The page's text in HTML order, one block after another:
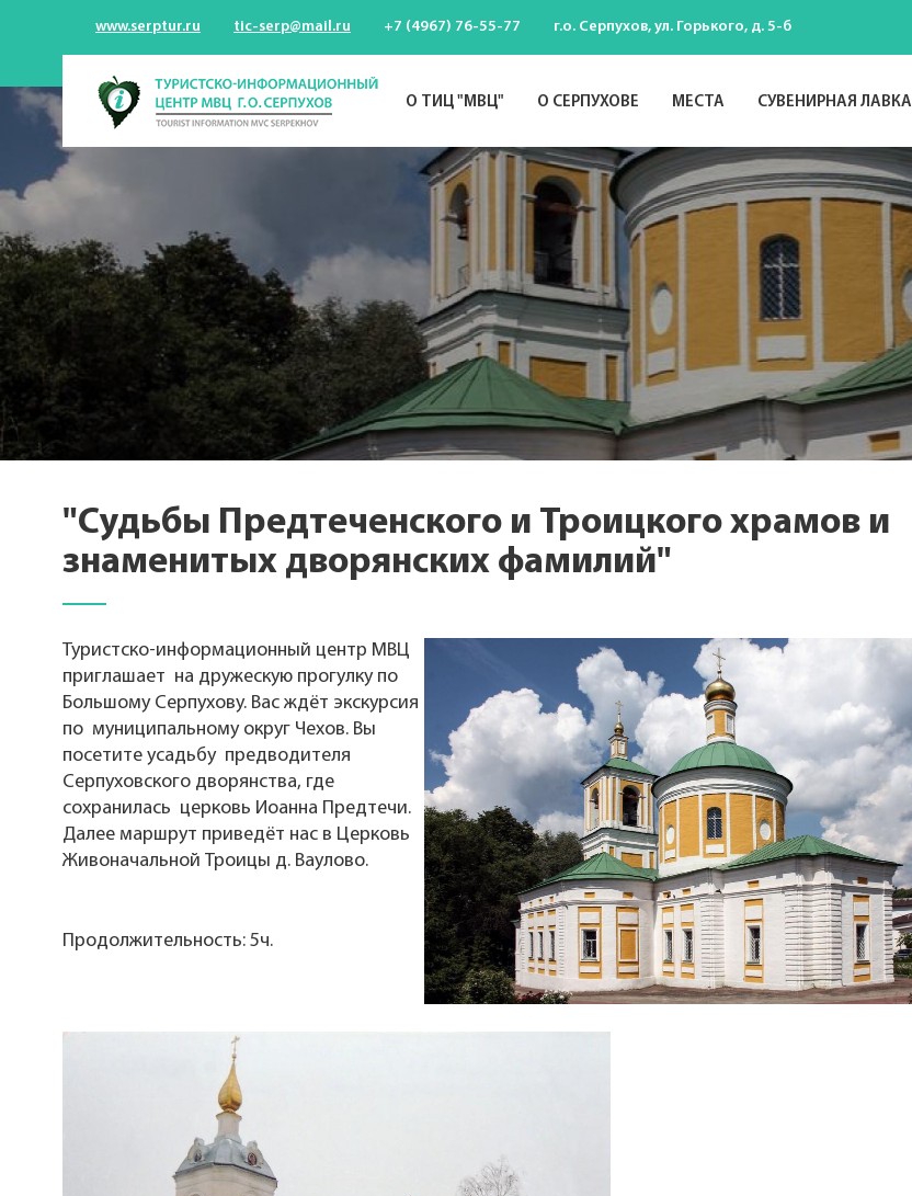
www.serptur.ru tic-serp@mail.ru +7 (4967) 76-55-77 г.о. Серпухов, ул. Горького, д. 5-б
О ТИЦ "МВЦ" О СЕРПУХОВЕ МЕСТА СУВЕНИРНАЯ ЛАВКА
"Судьбы Предтеченского и Троицкого храмов и
знаменитых дворянских фамилий"
Туристско-информационный центр МВЦ
приглашает на дружескую прогулку по
Большому Серпухову. Вас ждёт экскурсия
по муниципальному округ Чехов. Вы
посетите усадьбу предводителя
Серпуховского дворянства, где
сохранилась церковь Иоанна Предтечи.
Далее маршрут приведёт нас в Церковь
Живоначальной Троицы д. Ваулово.
Продолжительность: 5ч.